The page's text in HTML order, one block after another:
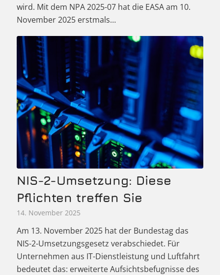
wird. Mit dem NPA 2025-07 hat die EASA am 10.
November 2025 erstmals…
NIS-2-Umsetzung: Diese
Pflichten treffen Sie
14. November 2025
Am 13. November 2025 hat der Bundestag das
NIS-2-Umsetzungsgesetz verabschiedet. Für
Unternehmen aus IT-Dienstleistung und Luftfahrt
bedeutet das: erweiterte Aufsichtsbefugnisse des